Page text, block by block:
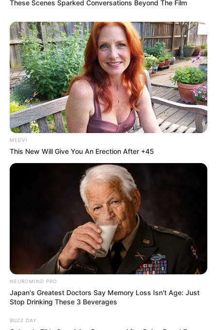
La Policía de Investigaciones (PDI), dependiente del
Santa Fe, realizó este miércoles un importante
operativo en el marco de una investigación por fraude y
uso de documentación falsificada. La acción concluyó
con la detención de una mujer de 39 años y el
secuestro de varios objetos de interés para la causa.
El procedimiento fue coordinado por el fiscal Carlos
Covani y contó con la participación del Departamento
Operativo de la PDI – Región II, Distrito Rosario, junto a
los grupos tácticos GAT PAT, GIRI y GTM de la Unidad
Regional II. Las medidas judiciales se llevaron a cabo en
tres domicilios: dos ubicados en Rosario, sobre las
calles García Manzo al 5300 y Amenábar al 6100, y uno
en la ciudad de Roldán, en calle Rigoberto Menchú al
1100.
Durante los allanamientos, los efectivos detuvieron a